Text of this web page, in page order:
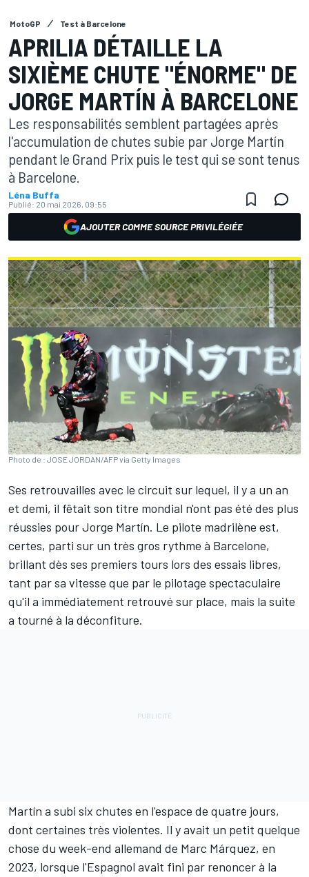
MotoGP Test à Barcelone
APRILIA DÉTAILLE LA
SIXIÈME CHUTE "ÉNORME" DE
JORGE MARTÍN À BARCELONE
Les responsabilités semblent partagées après
l'accumulation de chutes subie par Jorge Martín
pendant le Grand Prix puis le test qui se sont tenus
à Barcelone.
Léna Buffa
Publié: 20 mai 2026, 09:55
AJOUTER COMME SOURCE PRIVILÉGIÉE
Photo de : JOSE JORDAN/AFP via Getty Images
Ses retrouvailles avec le circuit sur lequel, il y a un an
et demi, il fêtait son titre mondial n'ont pas été des plus
réussies pourJorge Martín. Le pilote madrilène est,
certes, parti sur un très gros rythme à Barcelone,
brillant dès ses premiers tours lors des essais libres,
tant par sa vitesse que par le pilotage spectaculaire
qu'il a immédiatement retrouvé sur place, mais la suite
a tourné à la déconfiture.
Martín a subi six chutes en l'espace de quatre jours,
dont certaines très violentes. Il y avait un petit quelque
chose du week-end allemand de Marc Márquez, en
2023, lorsque l'Espagnol avait fini par renoncer à la